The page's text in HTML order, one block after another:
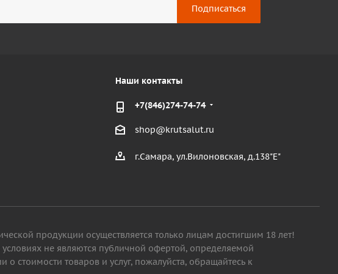
Наши контакты
+7(846)274-74-74
shop@krutsalut.ru
г.Самара, ул.Вилоновская, д.138"Е"
продукции осуществляется только лицам достигшим 18 лет!
не являются публичной офертой, определяемой
стоимости товаров и услуг, пожалуйста, обращайтесь к